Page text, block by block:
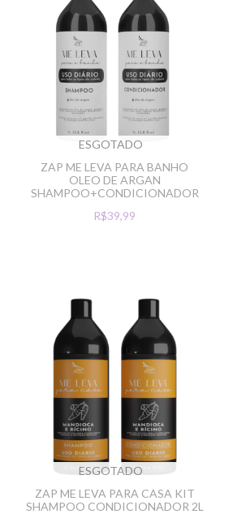
ESGOTADO
ZAP ME LEVA PARA BANHO
OLEO DE ARGAN
SHAMPOO+CONDICIONADOR
R$39,99
ESGOTADO
ZAP ME LEVA PARA CASA KIT
SHAMPOO CONDICIONADOR 2L